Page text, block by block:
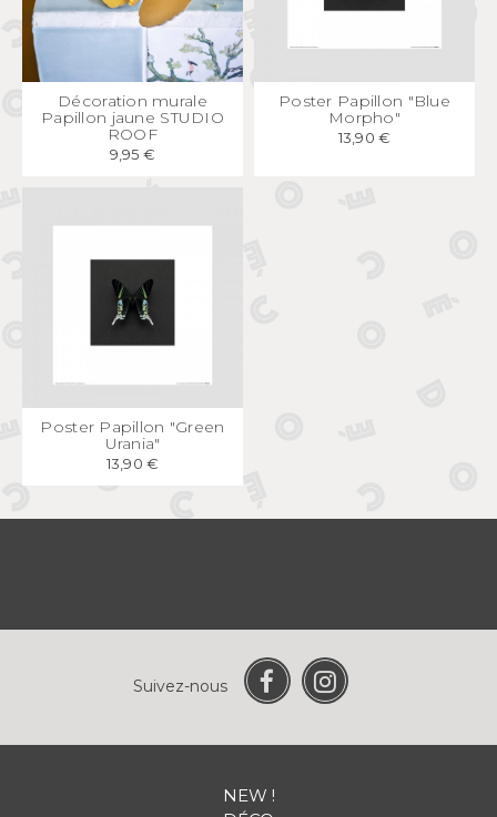
APERÇU RAPIDE
Décoration murale
Papillon jaune STUDIO
ROOF
9,95 €
APERÇU RAPIDE
Poster Papillon "Blue
Morpho"
13,90 €
APERÇU RAPIDE
Poster Papillon "Green
Urania"
13,90 €
Suivez-nous
NEW !